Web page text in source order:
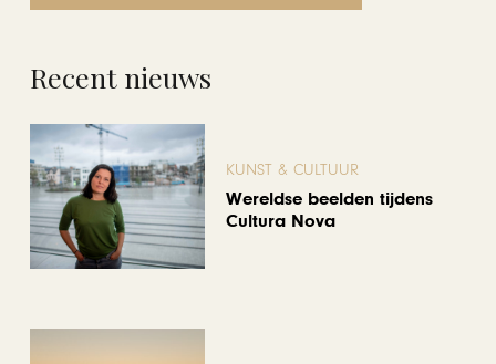
Recent nieuws
KUNST & CULTUUR
Wereldse beelden tijdens
Cultura Nova